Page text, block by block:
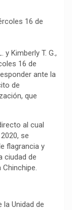
16 de
Kimberly T. G.,
16 de
ante la
de
que
al cual
se
flagrancia y
ciudad de
Unidad de